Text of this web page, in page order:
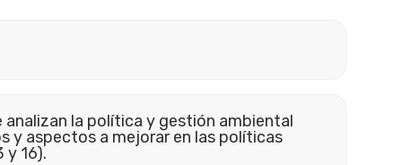
la política y gestión ambiental
y aspectos a mejorar en las políticas
y 16).